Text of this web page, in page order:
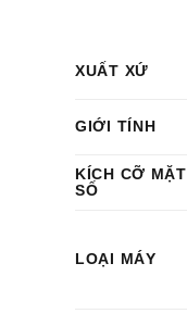
XUẤT XỨ
GIỚI TÍNH
KÍCH CỠ MẶT
SỐ
LOẠI MÁY